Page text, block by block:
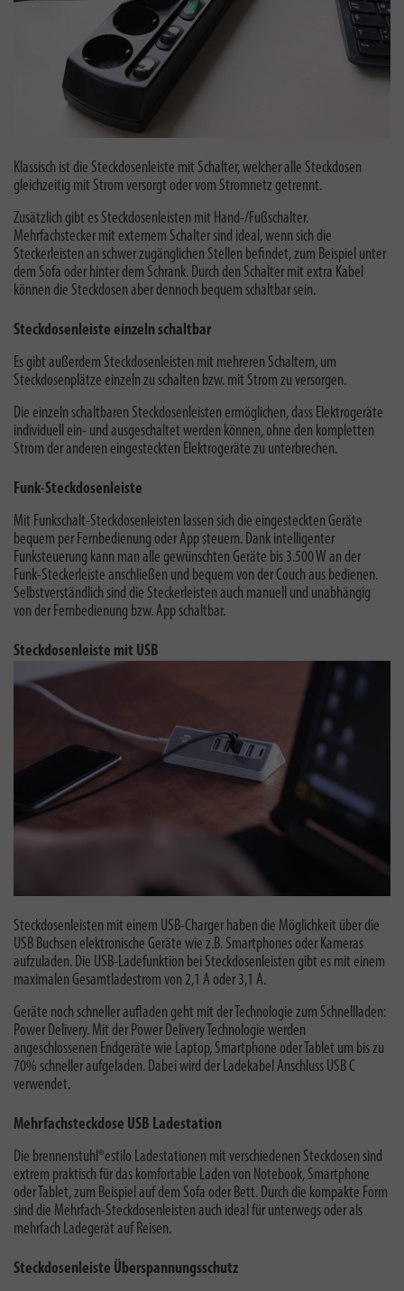
Klassisch ist die Steckdosenleiste mit Schalter, welcher alle Steckdosen
gleichzeitig mit Strom versorgt oder vom Stromnetz getrennt.
Zusätzlich gibt es Steckdosenleisten mit Hand-/Fußschalter.
Mehrfachstecker mit externem Schalter sind ideal, wenn sich die
Steckerleisten an schwer zugänglichen Stellen befindet, zum Beispiel unter
dem Sofa oder hinter dem Schrank. Durch den Schalter mit extra Kabel
können die Steckdosen aber dennoch bequem schaltbar sein.
Steckdosenleiste einzeln schaltbar
Es gibt außerdem Steckdosenleisten mit mehreren Schaltern, um
Steckdosenplätze einzeln zu schalten bzw. mit Strom zu versorgen.
Die einzeln schaltbaren Steckdosenleisten ermöglichen, dass Elektrogeräte
individuell ein- und ausgeschaltet werden können, ohne den kompletten
Strom der anderen eingesteckten Elektrogeräte zu unterbrechen.
Funk-Steckdosenleiste
Mit Funkschalt-Steckdosenleisten lassen sich die eingesteckten Geräte
bequem per Fernbedienung oder App steuern. Dank intelligenter
Funksteuerung kann man alle gewünschten Geräte bis 3.500 W an der
Funk-Steckerleiste anschließen und bequem von der Couch aus bedienen.
Selbstverständlich sind die Steckerleisten auch manuell und unabhängig
von der Fernbedienung bzw. App schaltbar.
Steckdosenleiste mit USB
Steckdosenleisten mit einem USB-Charger haben die Möglichkeit über die
USB Buchsen elektronische Geräte wie z.B. Smartphones oder Kameras
aufzuladen. Die USB-Ladefunktion bei Steckdosenleisten gibt es mit einem
maximalen Gesamtladestrom von 2,1 A oder 3,1 A.
Geräte noch schneller aufladen geht mit der Technologie zum Schnellladen:
Power Delivery. Mit der Power Delivery Technologie werden
angeschlossenen Endgeräte wie Laptop, Smartphone oder Tablet um bis zu
70% schneller aufgeladen. Dabei wird der Ladekabel Anschluss USB C
verwendet.
Mehrfachsteckdose USB Ladestation
Die brennenstuhl®estilo Ladestationen mit verschiedenen Steckdosen sind
extrem praktisch für das komfortable Laden von Notebook, Smartphone
oder Tablet, zum Beispiel auf dem Sofa oder Bett. Durch die kompakte Form
sind die Mehrfach-Steckdosenleisten auch ideal für unterwegs oder als
mehrfach Ladegerät auf Reisen.
Steckdosenleiste Überspannungsschutz